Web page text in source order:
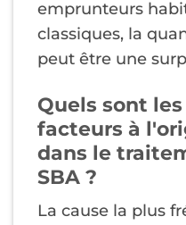
emprunteurs
classiques, la
peut être une
Quels sont
facteurs à
dans le
SBA ?
La cause la plus